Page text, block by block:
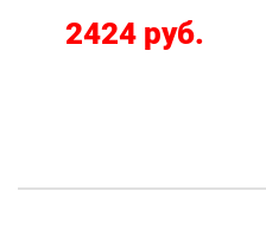
2424 руб.